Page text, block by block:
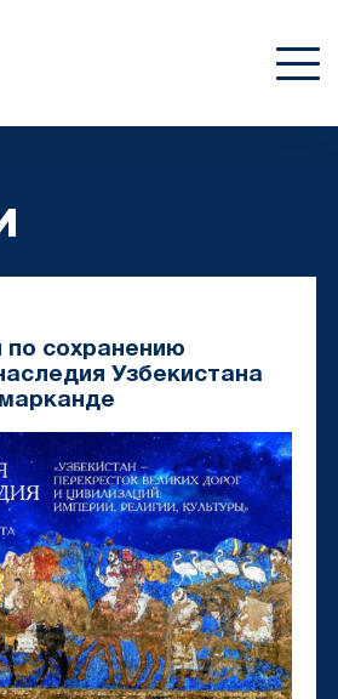
по сохранению
Узбекистана